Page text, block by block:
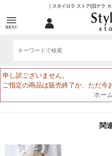
｜スタイロラ ストア(旧ナラ
申し訳ございません。
ご指定の商品は販売終了か、ただ今
ホー
関